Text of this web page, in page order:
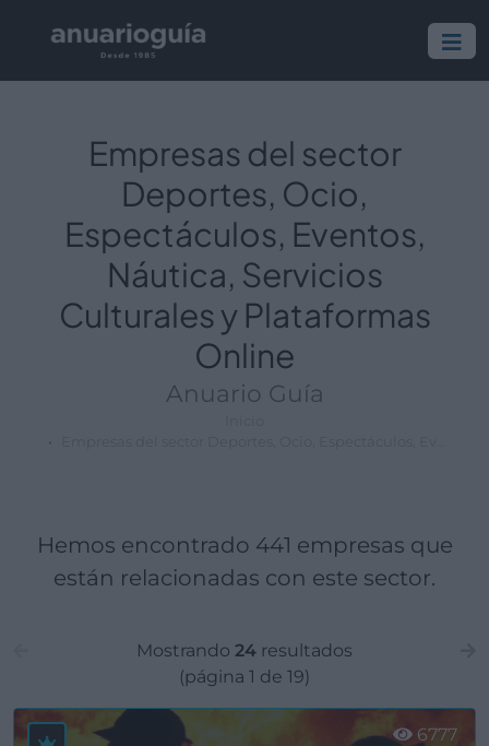
Empresas del sector
Deportes, Ocio,
Espectáculos, Eventos,
Náutica, Servicios
Culturales y Plataformas
Online
Anuario Guía
Hemos encontrado 441 empresas que
están relacionadas con este sector.
Mostrando 24 resultados
(página 1 de 19)
6777
Empresa:
Actividad:
Lugar: